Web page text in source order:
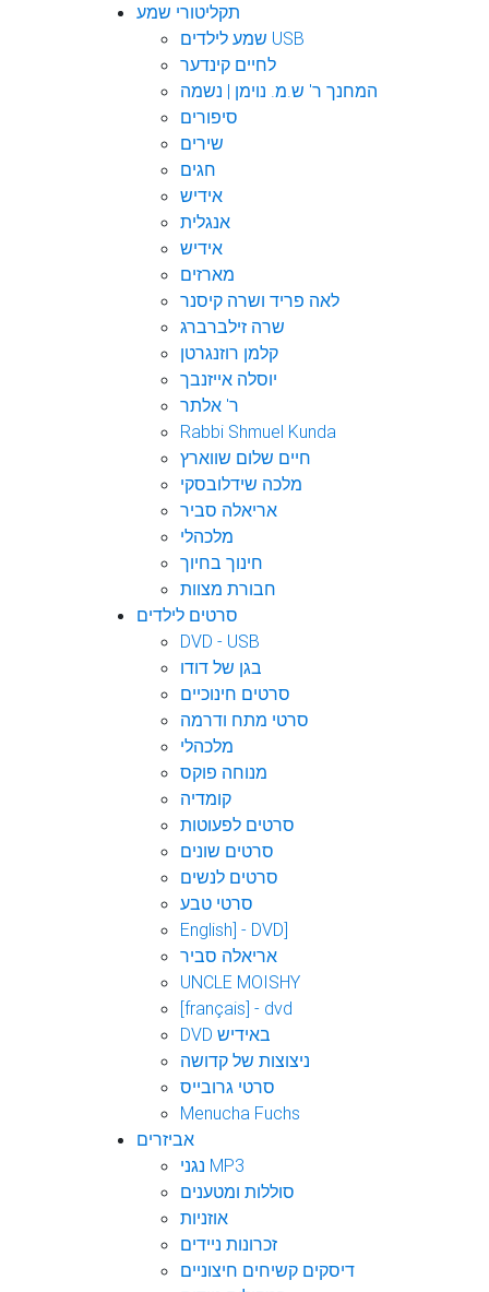
תקליטורי שמע
שמע לילדים USB
לחיים קינדער
המחנך ר' ש.מ. נוימן | נשמה
סיפורים
שירים
חגים
אידיש
אנגלית
אידיש
מארזים
לאה פריד ושרה קיסנר
שרה זילברברג
קלמן רוזנגרטן
יוסלה אייזנבך
ר' אלתר
Rabbi Shmuel Kunda
חיים שלום שווארץ
מלכה שידלובסקי
אריאלה סביר
מלכהלי
חינוך בחיוך
חבורת מצוות
סרטים לילדים
DVD - USB
בגן של דודו
סרטים חינוכיים
סרטי מתח ודרמה
מלכהלי
מנוחה פוקס
קומדיה
סרטים לפעוטות
סרטים שונים
סרטים לנשים
סרטי טבע
English] - DVD]
אריאלה סביר
UNCLE MOISHY
[français] - dvd
DVD באידיש
ניצוצות של קדושה
סרטי גרובייס
Menucha Fuchs
אביזרים
נגני MP3
סוללות ומטענים
אוזניות
זכרונות ניידים
דיסקים קשיחים חיצוניים